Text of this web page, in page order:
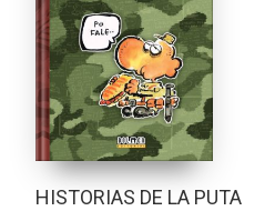
HISTORIAS DE LA PUTA